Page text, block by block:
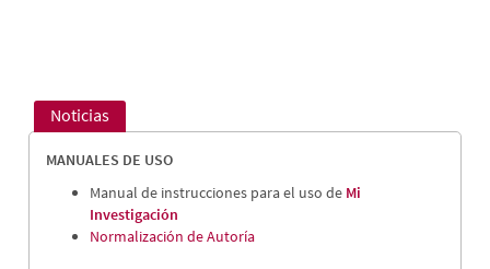
Noticias
MANUALES DE USO
Manual de instrucciones para el uso de Mi
Investigación
Normalización de Autoría